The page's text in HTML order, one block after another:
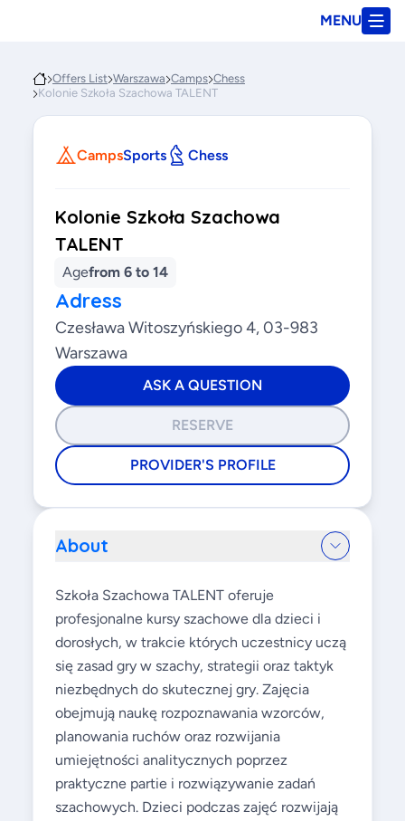
MENU
Offers List Warszawa Camps Chess
Kolonie Szkoła Szachowa TALENT
CampsSports Chess
Kolonie Szkoła Szachowa
TALENT
Agefrom 6 to 14
Adress
Czesława Witoszyńskiego 4, 03-983
Warszawa
ASK A QUESTION
RESERVE
PROVIDER'S PROFILE
About
Szkoła Szachowa TALENT oferuje
profesjonalne kursy szachowe dla dzieci i
dorosłych, w trakcie których uczestnicy uczą
się zasad gry w szachy, strategii oraz taktyk
niezbędnych do skutecznej gry. Zajęcia
obejmują naukę rozpoznawania wzorców,
planowania ruchów oraz rozwijania
umiejętności analitycznych poprzez
praktyczne partie i rozwiązywanie zadań
szachowych. Dzieci podczas zajęć rozwijają